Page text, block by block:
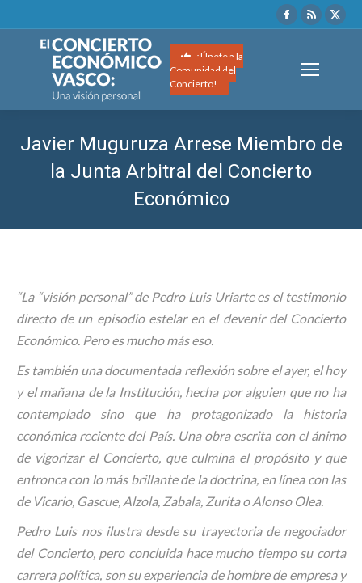
Facebook
page
in
Rss
page
in
X
¡Únete a la
Comunidad del
Concierto!
Javier Muguruza Arrese Miembro de
la Junta Arbitral del Concierto
Económico
“La “visión personal” de Pedro Luis Uriarte es el testimonio
directo de un episodio estelar en el devenir del Concierto
Económico. Pero es mucho más eso.
Es también una documentada reflexión sobre el ayer, el hoy
y el mañana de la Institución, hecha por alguien que no ha
contemplado sino que ha protagonizado la historia
económica reciente del País. Una obra escrita con el ánimo
de vigorizar el Concierto, que culmina el propósito y que
entronca con lo más brillante de la doctrina, en línea con las
de Vicario, Gascue, Alzola, Zabala, Zurita o Alonso Olea.
Pedro Luis nos ilustra desde su trayectoria de negociador
del Concierto, pero concluida hace mucho tiempo su corta
carrera política, son su experiencia de hombre de empresa y